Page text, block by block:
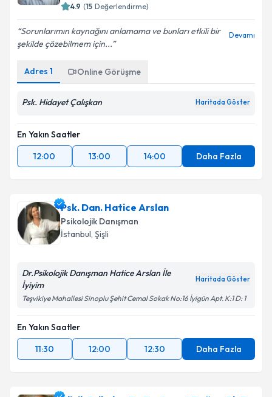
4.9 (15 Değerlendirme)
Sorunlarımın kaynağını anlamama ve bunları etkili bir
şekilde çözebilmem için...
Devamı
Adres 1 Online Görüşme
Psk. Hidayet Çalışkan Haritada Göster
En Yakın Saatler
12:00
13:00 14:00 Daha Fazla
Psk. Dan. Hatice Arslan
Psikolojik Danışman
İstanbul , Şişli
Dr.Psikolojik Danışman Hatice Arslan İle
İyiyim
Haritada Göster
Teşvikiye Mahallesi Sinoplu Şehit Cemal Sokak No:16 İyigün Apt. K:1 D: 1
En Yakın Saatler
11:30
12:00 12:30 Daha Fazla